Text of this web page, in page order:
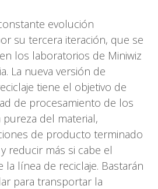
evolución
su tercera iteración, que se
los laboratorios de Miniwiz
La nueva versión de
tiene el objetivo de
de procesamiento de los
del material,
de producto terminado
reducir más si cabe el
línea de reciclaje. Bastarán
para transportar la